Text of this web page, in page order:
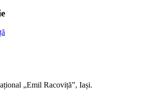
„Emil Racoviță”, Iași.